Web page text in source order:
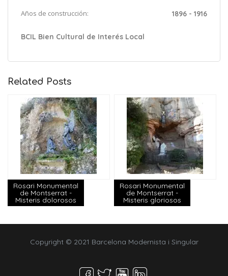
Años de construcción: 1896 - 1916
BCIL Bien Cultural de Interés Local
Related Posts
Rosari Monumental
de Montserrat -
Misteris dolorosos
Rosari Monumental
de Montserrat -
Misteris gloriosos
Copyright © 2021 Barcelona Modernista i Singular